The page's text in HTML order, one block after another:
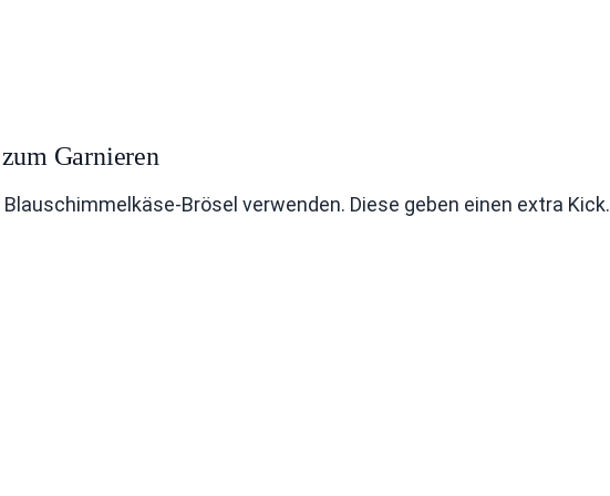
Garnieren
Brösel verwenden. Diese geben einen extra Kick.